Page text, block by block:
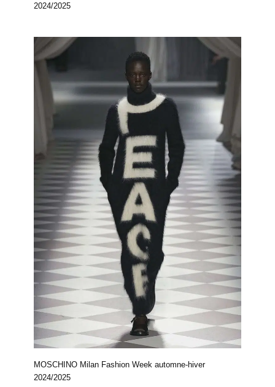
2024/2025
MOSCHINO Milan Fashion Week automne-hiver
2024/2025